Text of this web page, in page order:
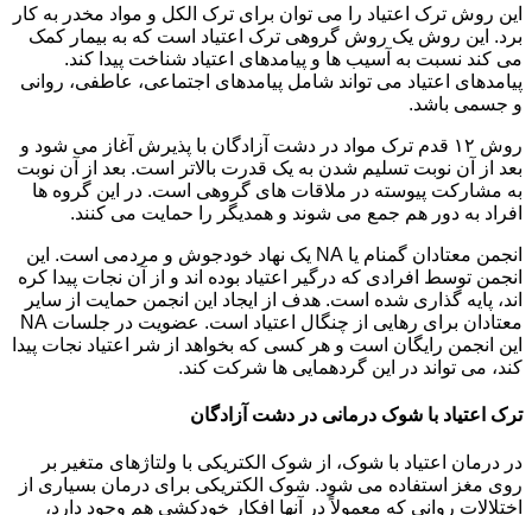
این روش ترک اعتیاد را می توان برای ترک الکل و مواد مخدر به کار
برد. این روش یک روش گروهی ترک اعتیاد است که به بیمار کمک
می کند نسبت به آسیب ها و پیامدهای اعتیاد شناخت پیدا کند.
پیامدهای اعتیاد می تواند شامل پیامدهای اجتماعی، عاطفی، روانی
و جسمی باشد.
روش ۱۲ قدم ترک مواد در دشت آزادگان با پذیرش آغاز می شود و
بعد از آن نوبت تسلیم شدن به یک قدرت بالاتر است. بعد از آن نوبت
به مشارکت پیوسته در ملاقات های گروهی است. در این گروه ها
افراد به دور هم جمع می شوند و همدیگر را حمایت می کنند.
انجمن معتادان گمنام یا NA یک نهاد خودجوش و مردمی است. این
انجمن توسط افرادی که درگیر اعتیاد بوده اند و از آن نجات پیدا کره
اند، پایه گذاری شده است. هدف از ایجاد این انجمن حمایت از سایر
معتادان برای رهایی از چنگال اعتیاد است. عضویت در جلسات NA
این انجمن رایگان است و هر کسی که بخواهد از شر اعتیاد نجات پیدا
کند، می تواند در این گردهمایی ها شرکت کند.
ترک اعتیاد با شوک درمانی در دشت آزادگان
در درمان اعتیاد با شوک، از شوک الکتریکی با ولتاژهای متغیر بر
روی مغز استفاده می شود. شوک الکتریکی برای درمان بسیاری از
اختلالات روانی که معمولاً در آنها افکار خودکشی هم وجود دارد،